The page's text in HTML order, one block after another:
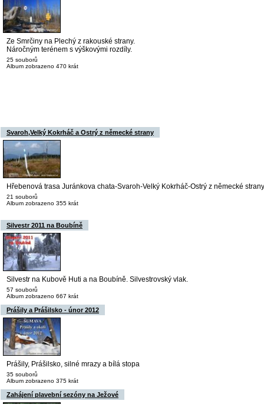
Ze Smrčiny na Plechý z rakouské strany.
Náročným terénem s výškovými rozdíly.
25 souborů
Album zobrazeno 470 krát
Svaroh,Velký Kokrháč a Ostrý z německé strany
Hřebenová trasa Juránkova chata-Svaroh-Velký Kokrháč-Ostrý z německé strany
21 souborů
Album zobrazeno 355 krát
Silvestr 2011 na Boubíně
Silvestr na Kubově Huti a na Boubíně. Silvestrovský vlak.
57 souborů
Album zobrazeno 667 krát
Prášily a Prášilsko - únor 2012
Prášily, Prášilsko, silné mrazy a bílá stopa
35 souborů
Album zobrazeno 375 krát
Zahájení plavební sezóny na Ježové